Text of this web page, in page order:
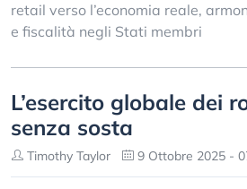
retail verso l’economia reale,
e fiscalità negli Stati membri
L’esercito globale dei
senza sosta
Timothy Taylor 9 Ottobre 2025 -